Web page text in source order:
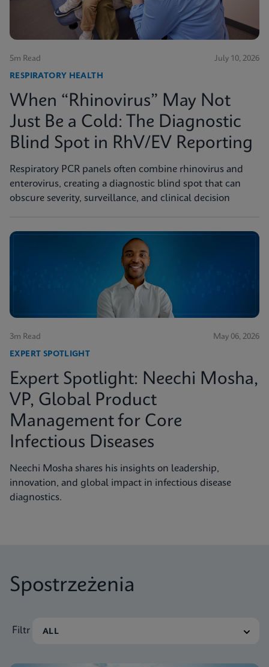
5m Read July 10, 2026
RESPIRATORY HEALTH
When “Rhinovirus” May Not
Just Be a Cold: The Diagnostic
Blind Spot in RhV/EV Reporting
Respiratory PCR panels often combine rhinovirus and
enterovirus, creating a diagnostic blind spot that can
obscure severity, surveillance, and clinical decision
3m Read May 06, 2026
EXPERT SPOTLIGHT
Expert Spotlight: Neechi Mosha,
VP, Global Product
Management for Core
Infectious Diseases
Neechi Mosha shares his insights on leadership,
innovation, and global impact in infectious disease
diagnostics.
Spostrzeżenia
Filtr